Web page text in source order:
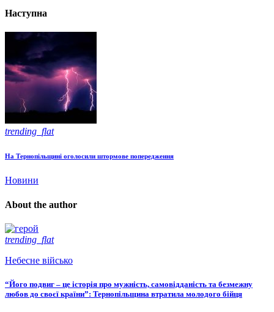
Наступна
trending_flat
На Тернопільщині оголосили штормове попередження
Новини
About the author
trending_flat
Небесне військо
“Його подвиг – це історія про мужність, самовідданість та безмежну
любов до своєї країни”: Тернопільщина втратила молодого бійця